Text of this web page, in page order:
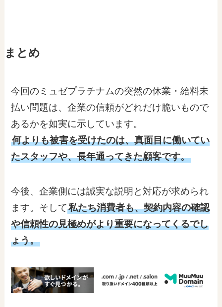
まとめ
今回のミュゼプラチナムの突然の休業・給料未
払い問題は、企業の信頼がどれだけ脆いもので
あるかを如実に示しています。
何よりも被害を受けたのは、真面目に働いてい
たスタッフや、長年通ってきた顧客です。
今後、企業側には誠実な説明と対応が求められ
ます。そして私たち消費者も、契約内容の確認
や信頼性の見極めがより重要になってくるでし
ょう。